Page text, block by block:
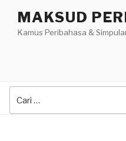
content
MAKSUD
Kamus Peribahasa &